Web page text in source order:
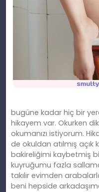
bugüne kadar hiç bir
hikayem var. Okurken
okumanızı istiyorum.
de okuldan atılmış açık
bakireliğimi kaybetmiş
kuyruğumu fazla
takılır evimden
beni hepside